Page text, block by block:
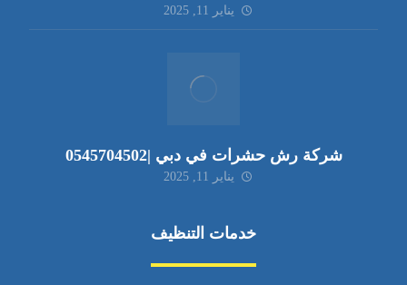
يناير 11, 2025
شركة رش حشرات في دبي |0545704502
يناير 11, 2025
خدمات التنظيف